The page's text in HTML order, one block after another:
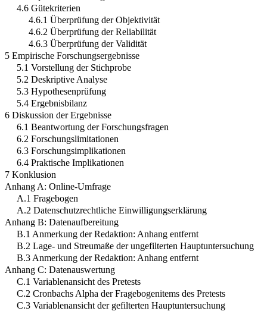
4.6 Gütekriterien
4.6.1 Überprüfung der Objektivität
4.6.2 Überprüfung der Reliabilität
4.6.3 Überprüfung der Validität
5 Empirische Forschungsergebnisse
5.1 Vorstellung der Stichprobe
5.2 Deskriptive Analyse
5.3 Hypothesenprüfung
5.4 Ergebnisbilanz
6 Diskussion der Ergebnisse
6.1 Beantwortung der Forschungsfragen
6.2 Forschungslimitationen
6.3 Forschungsimplikationen
6.4 Praktische Implikationen
7 Konklusion
Anhang A: Online-Umfrage
A.1 Fragebogen
A.2 Datenschutzrechtliche Einwilligungserklärung
Anhang B: Datenaufbereitung
B.1 Anmerkung der Redaktion: Anhang entfernt
B.2 Lage- und Streumaße der ungefilterten Hauptuntersuchung
B.3 Anmerkung der Redaktion: Anhang entfernt
Anhang C: Datenauswertung
C.1 Variablenansicht des Pretests
C.2 Cronbachs Alpha der Fragebogenitems des Pretests
C.3 Variablenansicht der gefilterten Hauptuntersuchung